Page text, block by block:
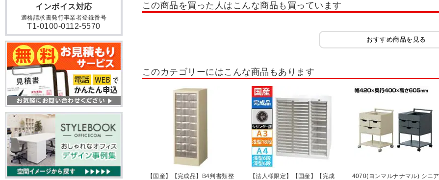
木製役員用家具 チェスト・たんす
両開き書庫・両開きキャビネット ガラス戸書庫・ガラス扉キャビネット
パーソナルロッカー・個人ロッカー 組み合わせ書庫(セット書庫) その他扉タイプ書庫
この商品を買った人はこんな商品も買っています
おすすめ商品を見る
このカテゴリーにはこんな商品もあります
【国産】【完成品】B4判書類整 【法人様限定】【国産】【完成 4070(ヨンマルナナマル) シニア
インボイス対応
適格請求書発行事業者登録番号
T1-0100-0112-5570